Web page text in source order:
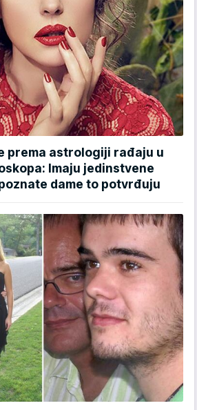
prema astrologiji rađaju u
Imaju jedinstvene
dame to potvrđuju